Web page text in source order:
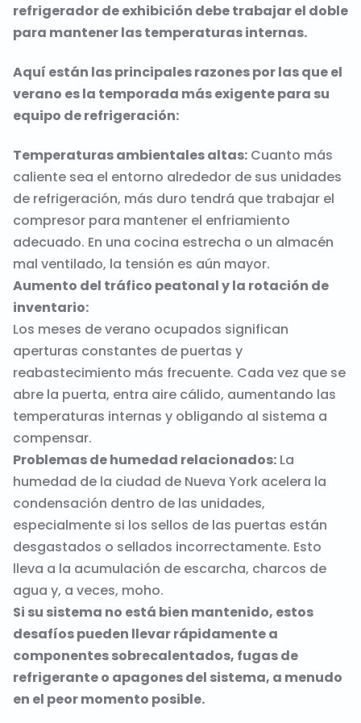
refrigerador de exhibición debe trabajar el doble
para mantener las temperaturas internas.
Aquí están las principales razones por las que el
verano es la temporada más exigente para su
equipo de refrigeración:
Temperaturas ambientales altas:Cuanto más
caliente sea el entorno alrededor de sus unidades
de refrigeración, más duro tendrá que trabajar el
compresor para mantener el enfriamiento
adecuado. En una cocina estrecha o un almacén
mal ventilado, la tensión es aún mayor.
Aumento del tráfico peatonal y la rotación de
inventario:
Los meses de verano ocupados significan
aperturas constantes de puertas y
reabastecimiento más frecuente. Cada vez que se
abre la puerta, entra aire cálido, aumentando las
temperaturas internas y obligando al sistema a
compensar.
Problemas de humedad relacionados:La
humedad de la ciudad de Nueva York acelera la
condensación dentro de las unidades,
especialmente si los sellos de las puertas están
desgastados o sellados incorrectamente. Esto
lleva a la acumulación de escarcha, charcos de
agua y, a veces, moho.
Si su sistema no está bien mantenido, estos
desafíos pueden llevar rápidamente a
componentes sobrecalentados, fugas de
refrigerante o apagones del sistema, a menudo
en el peor momento posible.